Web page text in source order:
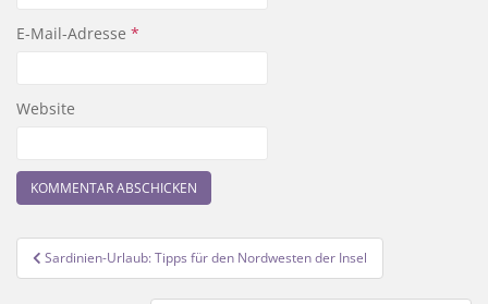
E-Mail-Adresse *
Website
Beitragsnavigation
Sardinien-Urlaub: Tipps für den Nordwesten der Insel